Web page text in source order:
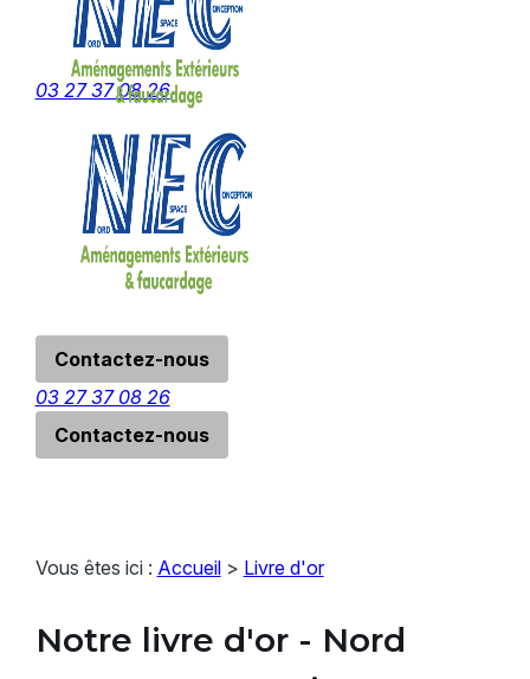
03 27 37 08 26
Contactez-nous
03 27 37 08 26
Contactez-nous
Vous êtes ici : Accueil> Livre d'or
Notre livre d'or - Nord
Panneau de gestion des cookies